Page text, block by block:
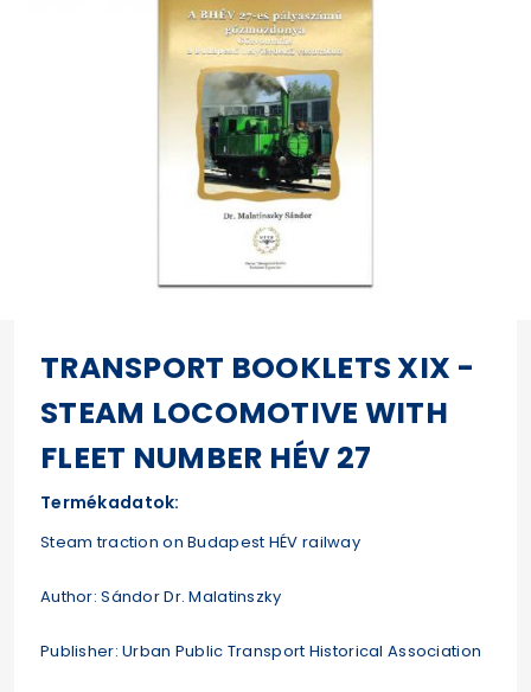
TRANSPORT BOOKLETS XIX -
STEAM LOCOMOTIVE WITH
FLEET NUMBER HÉV 27
Termékadatok:
Steam traction on Budapest HÉV railway
Author: Sándor Dr. Malatinszky
Publisher: Urban Public Transport Historical Association